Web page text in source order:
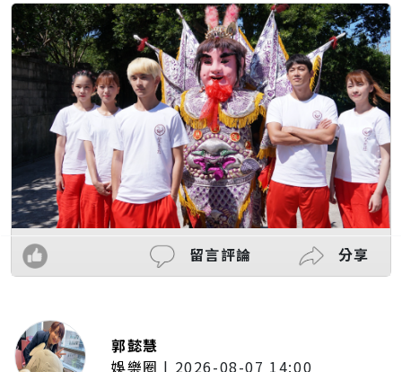
留言評論 分享
郭懿慧
娛樂圈 | 2026-08-07 14:00